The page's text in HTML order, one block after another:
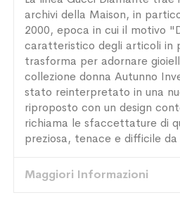
archivi della Maison, in
2000, epoca in cui il motivo
caratteristico degli articoli in
trasforma per adornare
collezione donna Autunno
stato reinterpretato in una
riproposto con un design
richiama le sfaccettature di
preziosa, tenace e difficile da
Maggiori Informazioni